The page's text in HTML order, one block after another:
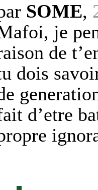
SOME,
je
de
dois
d’etre